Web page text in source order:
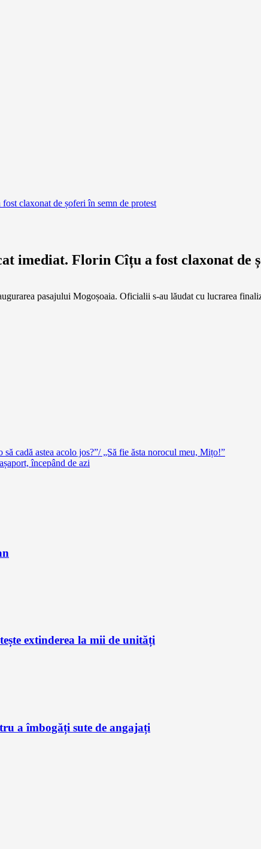
claxonat de șoferi în semn de protest
imediat. Florin Cîțu a fost claxonat de
pasajului Mogoșoaia. Oficialii s-au lăudat cu lucrarea
cadă astea acolo jos?”/ „Să fie ăsta norocul meu, Mițo!”
începând de azi
extinderea la mii de unități
a îmbogăți sute de angajați